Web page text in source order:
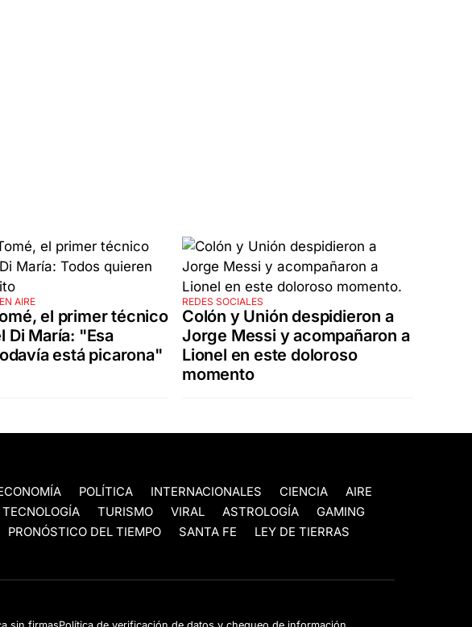
AIRE
el primer técnico
Di María: "Esa
está picarona"
REDES SOCIALES
Colón y Unión despidieron a
Jorge Messi y acompañaron a
Lionel en este doloroso
momento
POLÍTICA INTERNACIONALES CIENCIA
AIRE
TECNOLOGÍA TURISMO VIRAL ASTROLOGÍA
GAMING
PRONÓSTICO DEL TIEMPO SANTA FE
LEY DE TIERRAS